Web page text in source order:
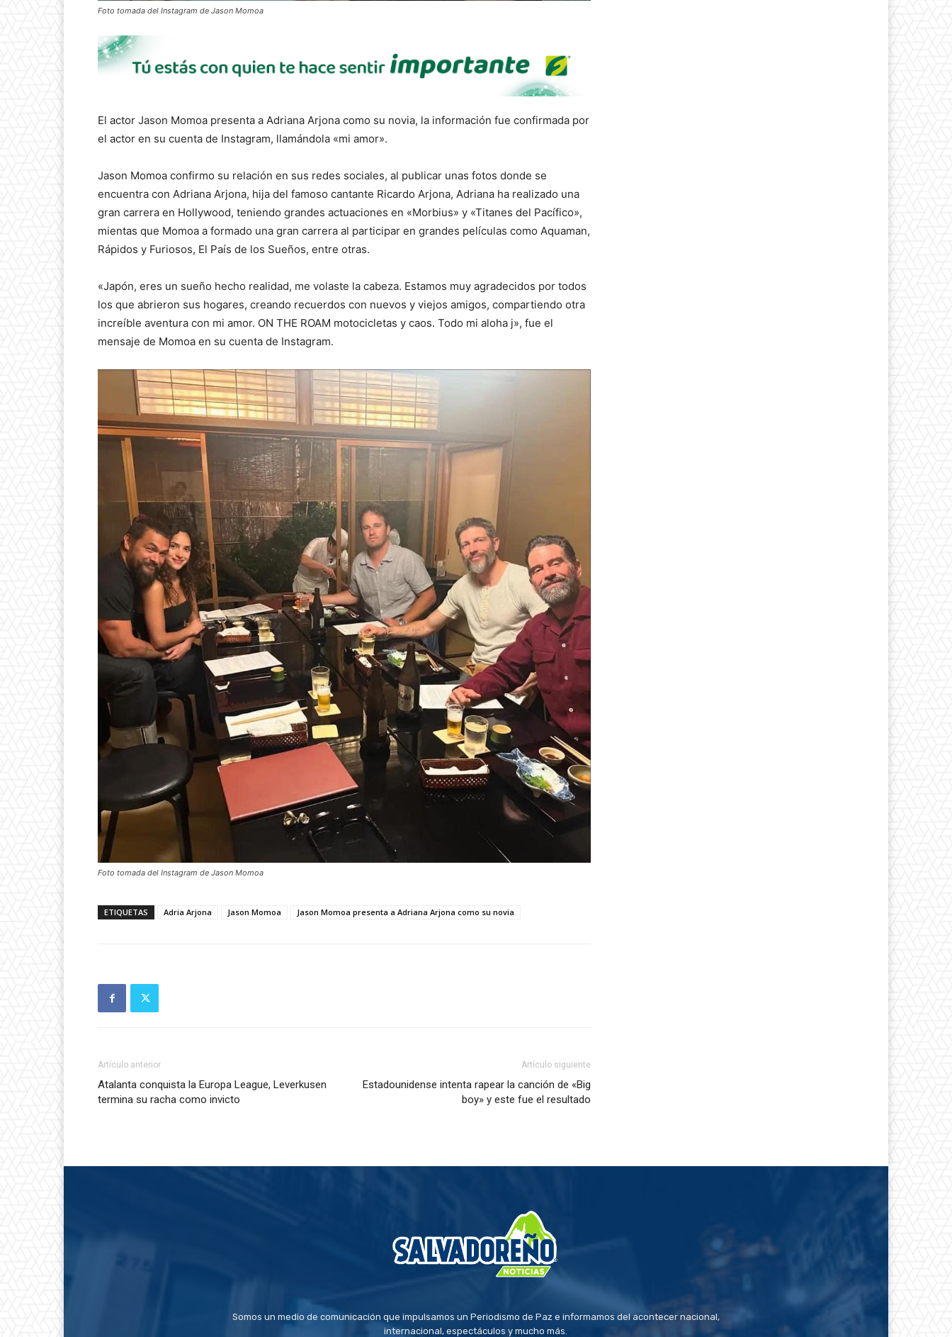
Foto tomada del Instagram de Jason Momoa
El actor Jason Momoa presenta a Adriana Arjona como su novia, la información fue confirmada por
el actor en su cuenta de Instagram, llamándola «mi amor».
Jason Momoa confirmo su relación en sus redes sociales, al publicar unas fotos donde se
encuentra con Adriana Arjona, hija del famoso cantante Ricardo Arjona, Adriana ha realizado una
gran carrera en Hollywood, teniendo grandes actuaciones en «Morbius» y «Titanes del Pacífico»,
mientas que Momoa a formado una gran carrera al participar en grandes películas como Aquaman,
Rápidos y Furiosos, El País de los Sueños, entre otras.
«Japón, eres un sueño hecho realidad, me volaste la cabeza. Estamos muy agradecidos por todos
los que abrieron sus hogares, creando recuerdos con nuevos y viejos amigos, compartiendo otra
increíble aventura con mi amor. ON THE ROAM motocicletas y caos. Todo mi aloha j», fue el
mensaje de Momoa en su cuenta de Instagram.
Foto tomada del Instagram de Jason Momoa
ETIQUETAS Adria Arjona Jason Momoa Jason Momoa presenta a Adriana Arjona como su novia
Artículo anterior
Atalanta conquista la Europa League, Leverkusen
termina su racha como invicto
Artículo siguiente
Estadounidense intenta rapear la canción de «Big
boy» y este fue el resultado
Somos un medio de comunicación que impulsamos un Periodismo de Paz e informamos del acontecer nacional,
internacional, espectáculos y mucho más.